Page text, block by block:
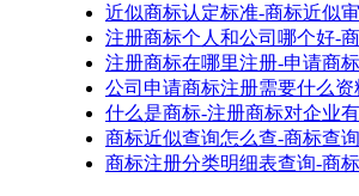
近似商标认定标准-商标近似
注册商标个人和公司哪个好-
注册商标在哪里注册-申请商
公司申请商标注册需要什么
什么是商标-注册商标对企业
商标近似查询怎么查-商标查
商标注册分类明细表查询-商